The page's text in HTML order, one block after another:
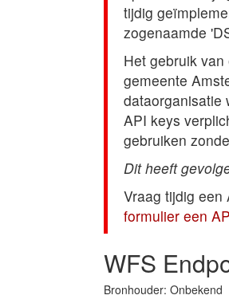
tijdig
zogenaamde
Het gebruik
gemeente
dataorganisatie
API keys
gebruiken
Dit heeft
Vraag tijdig
formulier een
WFS
Bronhouder: Onbekend